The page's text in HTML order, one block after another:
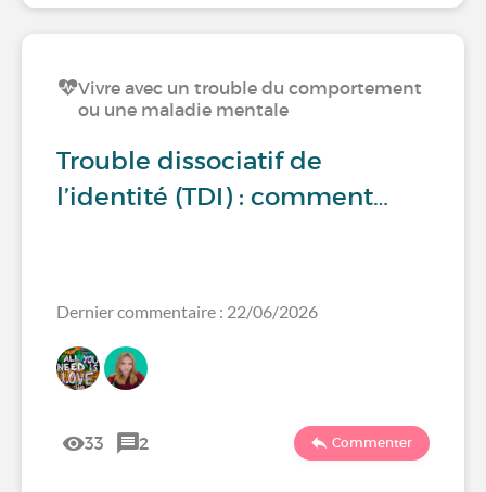
Vivre avec un trouble du comportement
ou une maladie mentale
Trouble dissociatif de
l’identité (TDI) : comment…
Dernier commentaire : 22/06/2026
33 2 Commenter